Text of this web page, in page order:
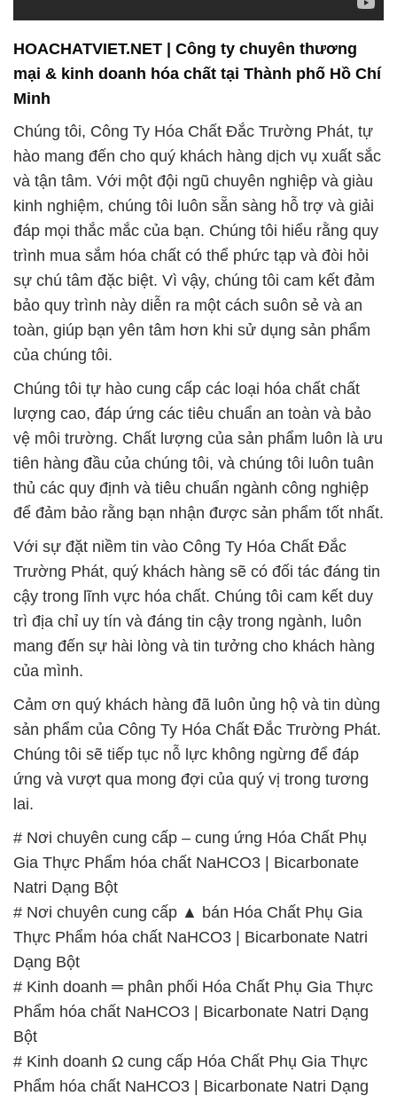
HOACHATVIET.NET | Công ty chuyên thương
mại & kinh doanh hóa chất tại Thành phố Hồ Chí
Minh
Chúng tôi, Công Ty Hóa Chất Đắc Trường Phát, tự
hào mang đến cho quý khách hàng dịch vụ xuất sắc
và tận tâm. Với một đội ngũ chuyên nghiệp và giàu
kinh nghiệm, chúng tôi luôn sẵn sàng hỗ trợ và giải
đáp mọi thắc mắc của bạn. Chúng tôi hiểu rằng quy
trình mua sắm hóa chất có thể phức tạp và đòi hỏi
sự chú tâm đặc biệt. Vì vậy, chúng tôi cam kết đảm
bảo quy trình này diễn ra một cách suôn sẻ và an
toàn, giúp bạn yên tâm hơn khi sử dụng sản phẩm
của chúng tôi.
Chúng tôi tự hào cung cấp các loại hóa chất chất
lượng cao, đáp ứng các tiêu chuẩn an toàn và bảo
vệ môi trường. Chất lượng của sản phẩm luôn là ưu
tiên hàng đầu của chúng tôi, và chúng tôi luôn tuân
thủ các quy định và tiêu chuẩn ngành công nghiệp
để đảm bảo rằng bạn nhận được sản phẩm tốt nhất.
Với sự đặt niềm tin vào Công Ty Hóa Chất Đắc
Trường Phát, quý khách hàng sẽ có đối tác đáng tin
cậy trong lĩnh vực hóa chất. Chúng tôi cam kết duy
trì địa chỉ uy tín và đáng tin cậy trong ngành, luôn
mang đến sự hài lòng và tin tưởng cho khách hàng
của mình.
Cảm ơn quý khách hàng đã luôn ủng hộ và tin dùng
sản phẩm của Công Ty Hóa Chất Đắc Trường Phát.
Chúng tôi sẽ tiếp tục nỗ lực không ngừng để đáp
ứng và vượt qua mong đợi của quý vị trong tương
lai.
# Nơi chuyên cung cấp – cung ứng Hóa Chất Phụ
Gia Thực Phẩm hóa chất NaHCO3 | Bicarbonate
Natri Dạng Bột
# Nơi chuyên cung cấp ▲ bán Hóa Chất Phụ Gia
Thực Phẩm hóa chất NaHCO3 | Bicarbonate Natri
Dạng Bột
# Kinh doanh ═ phân phối Hóa Chất Phụ Gia Thực
Phẩm hóa chất NaHCO3 | Bicarbonate Natri Dạng
Bột
# Kinh doanh Ω cung cấp Hóa Chất Phụ Gia Thực
Phẩm hóa chất NaHCO3 | Bicarbonate Natri Dạng